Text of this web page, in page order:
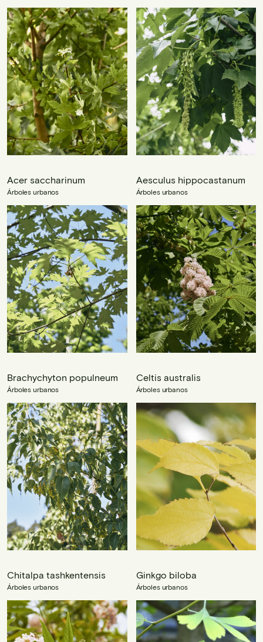
Acer saccharinum
Árboles urbanos
Aesculus hippocastanum
Árboles urbanos
Brachychyton populneum
Árboles urbanos
Celtis australis
Árboles urbanos
Chitalpa tashkentensis
Árboles urbanos
Ginkgo biloba
Árboles urbanos